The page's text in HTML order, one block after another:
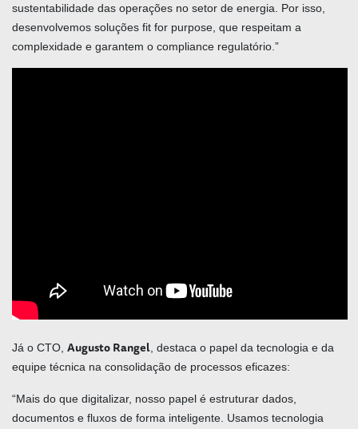
sustentabilidade das operações no setor de energia. Por isso,
desenvolvemos soluções fit for purpose, que respeitam a
complexidade e garantem o compliance regulatório.”
Já o CTO, Augusto Rangel , destaca o papel da tecnologia e da
equipe técnica na consolidação de processos eficazes:
“Mais do que digitalizar, nosso papel é estruturar dados,
documentos e fluxos de forma inteligente. Usamos tecnologia